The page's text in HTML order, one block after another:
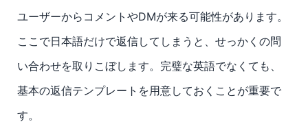
ユーザーからコメントやDMが来る可能性があります。
ここで日本語だけで返信してしまうと、せっかくの問
い合わせを取りこぼします。完璧な英語でなくても、
基本の返信テンプレートを用意しておくことが重要で
す。